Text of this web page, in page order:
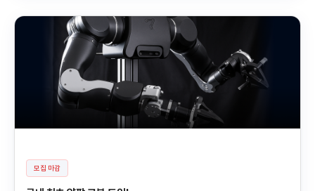
모집 마감